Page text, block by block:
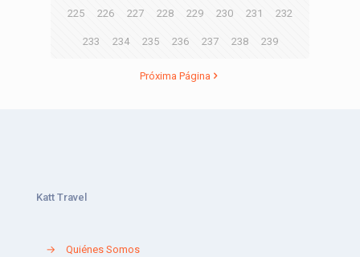
225 226 227 228 229 230 231 232
233 234 235 236 237 238 239
Próxima Página
Katt Travel
→
Quiénes Somos